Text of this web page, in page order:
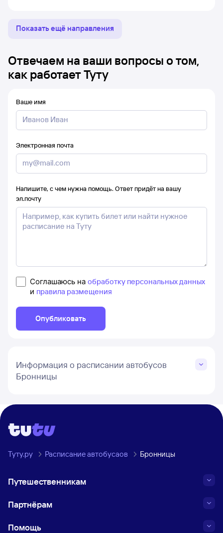
Показать ещё направления
Отвечаем на ваши вопросы о том,
как работает Туту
Ваше имя
Электронная почта
Напишите, с чем нужна помощь. Ответ придёт на вашу
эл.почту
Соглашаюсь на обработку персональных данных
и правила размещения
Опубликовать
Информация о расписании автобусов
Бронницы
Туту.ру Расписание автобусаов Бронницы
Путешественникам
Партнёрам
Помощь